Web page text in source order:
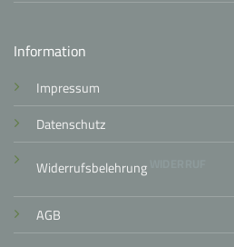
Information
Impressum
Datenschutz
Widerrufsbelehrung
AGB